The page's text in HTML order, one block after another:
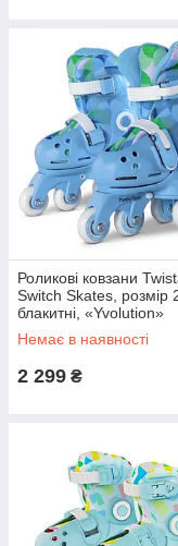
Роликові ковзани
Switch Skates, розмір
блакитні, «Yvolution»
(YR25B4)
Немає в наявності
2 299 ₴